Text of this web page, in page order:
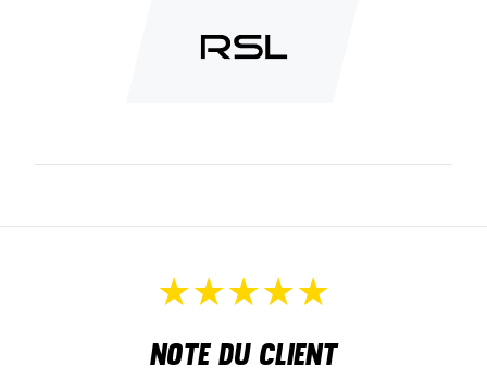
Note du client